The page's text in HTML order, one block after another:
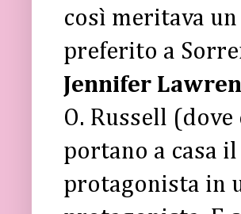
così meritava
preferito a
Jennifer
O. Russell
portano a casa
protagonista in